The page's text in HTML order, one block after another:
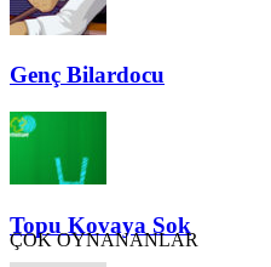
Genç Bilardocu
Topu Kovaya Sok
ÇOK OYNANANLAR